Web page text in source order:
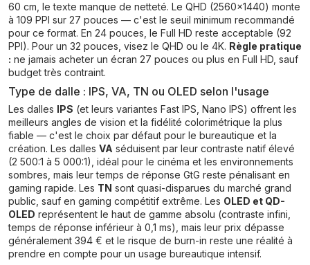
60 cm, le texte manque de netteté. Le QHD (2560×1440) monte
à 109 PPI sur 27 pouces — c'est le seuil minimum recommandé
pour ce format. En 24 pouces, le Full HD reste acceptable (92
PPI). Pour un 32 pouces, visez le QHD ou le 4K. Règle pratique
: ne jamais acheter un écran 27 pouces ou plus en Full HD, sauf
budget très contraint.
Type de dalle : IPS, VA, TN ou OLED selon l'usage
Les dalles IPS (et leurs variantes Fast IPS, Nano IPS) offrent les
meilleurs angles de vision et la fidélité colorimétrique la plus
fiable — c'est le choix par défaut pour le bureautique et la
création. Les dalles VA séduisent par leur contraste natif élevé
(2 500:1 à 5 000:1), idéal pour le cinéma et les environnements
sombres, mais leur temps de réponse GtG reste pénalisant en
gaming rapide. Les TN sont quasi-disparues du marché grand
public, sauf en gaming compétitif extrême. Les OLED et QD-
OLED représentent le haut de gamme absolu (contraste infini,
temps de réponse inférieur à 0,1 ms), mais leur prix dépasse
généralement 394 € et le risque de burn-in reste une réalité à
prendre en compte pour un usage bureautique intensif.